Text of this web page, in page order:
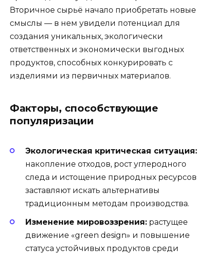
Вторичное сырьё начало приобретать новые
смыслы — в нем увидели потенциал для
создания уникальных, экологически
ответственных и экономически выгодных
продуктов, способных конкурировать с
изделиями из первичных материалов.
Факторы, способствующие
популяризации
Экологическая критическая ситуация:
накопление отходов, рост углеродного
следа и истощение природных ресурсов
заставляют искать альтернативы
традиционным методам производства.
Изменение мировоззрения: растущее
движение «green design» и повышение
статуса устойчивых продуктов среди